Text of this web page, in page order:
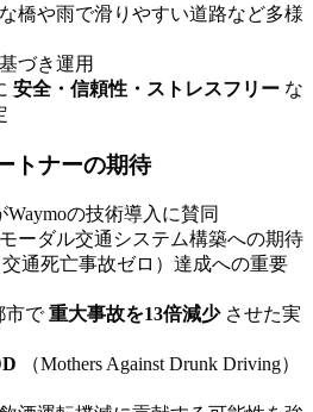
橋や雨で滑りやすい道路など多様
づき運用
安全・信頼性・ストレスフリー な
トナーの期待
Waymoの技術導入に賛同
ーダル交通システム構築への期待
交通死亡事故ゼロ）達成への重要
市で重大事故を13倍減少させた実
（Mothers Against Drunk Driving）